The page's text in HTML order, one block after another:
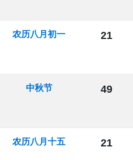
农历八月初一 21
中秋节 49
农历八月十五 21